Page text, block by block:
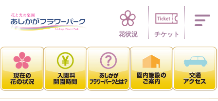
四季折々 花の
花状況 チケット